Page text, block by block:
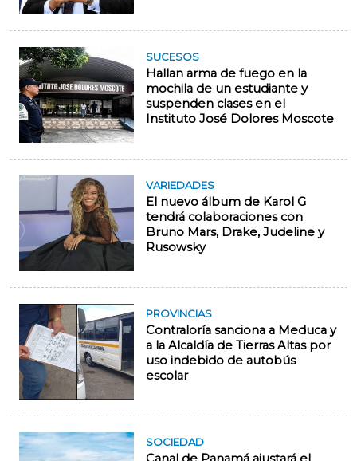
SUCESOS
Hallan arma de fuego en la
mochila de un estudiante y
suspenden clases en el
Instituto José Dolores Moscote
VARIEDADES
El nuevo álbum de Karol G
tendrá colaboraciones con
Bruno Mars, Drake, Judeline y
Rusowsky
PROVINCIAS
Contraloría sanciona a Meduca y
a la Alcaldía de Tierras Altas por
uso indebido de autobús
escolar
SOCIEDAD